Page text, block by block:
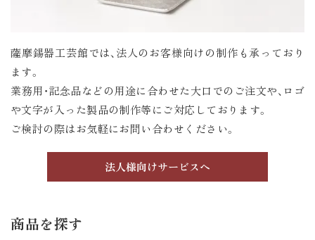
薩摩錫器工芸館では、法人のお客様向けの制作も承っており
ます。
業務用・記念品などの用途に合わせた大口でのご注文や、ロゴ
や文字が入った製品の制作等にご対応しております。
ご検討の際はお気軽にお問い合わせください。
法人様向けサービスへ
商品を探す